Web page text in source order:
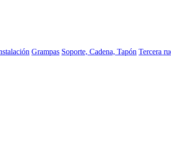
Grampas Soporte, Cadena, Tapón Tercera